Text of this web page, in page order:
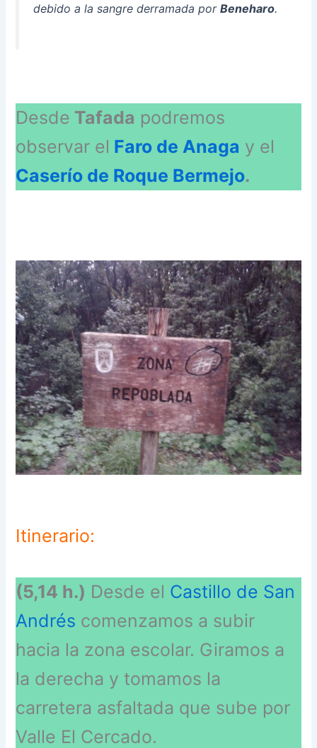
debido a la sangre derramada porBeneharo.
Desde Tafada podremos
observar el Faro de Anaga y el
Caserío de Roque Bermejo.
Itinerario:
(5,14 h.) Desde el Castillo de San
Andrés comenzamos a subir
hacia la zona escolar. Giramos a
la derecha y tomamos la
carretera asfaltada que sube por
Valle El Cercado.